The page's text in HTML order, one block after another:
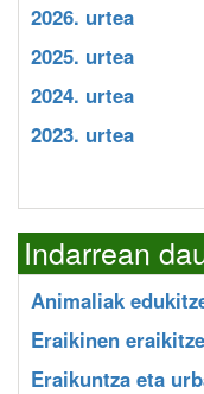
2026. urtea
2025. urtea
2024. urtea
2023. urtea
Indarrean
Animaliak
Eraikinen
Eraikuntza eta